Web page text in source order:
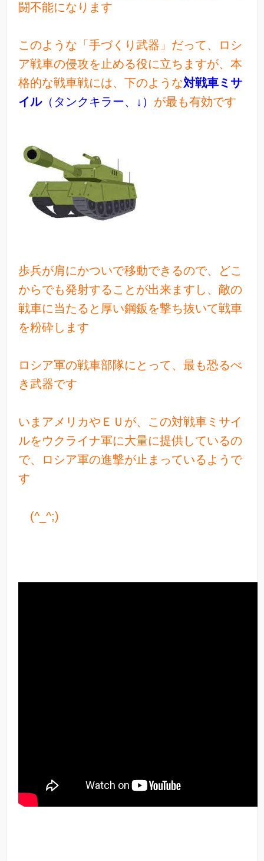
闘不能になります
このような「手づくり武器」だって、ロシ
ア戦車の侵攻を止める役に立ちますが、本
格的な戦車戦には、下のような対戦車ミサ
イル（タンクキラー、↓） が最も有効です
歩兵が肩にかついで移動できるので、どこ
からでも発射することが出来ますし、敵の
戦車に当たると厚い鋼鈑を撃ち抜いて戦車
を粉砕します
ロシア軍の戦車部隊にとって、最も恐るべ
き武器です
いまアメリカやＥＵが、この対戦車ミサイ
ルをウクライナ軍に大量に提供しているの
で、ロシア軍の進撃が止まっているようで
す
(^_^;)